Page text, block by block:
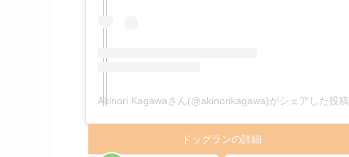
Akinori Kagawaさん(@akinorikagawa)がシェアした投稿
ドッグランの詳細